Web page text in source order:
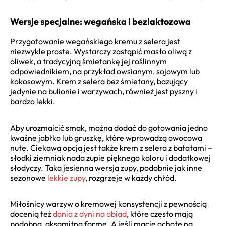
Wersje specjalne: wegańska i bezlaktozowa
Przygotowanie wegańskiego kremu z selera jest
niezwykle proste. Wystarczy zastąpić masło oliwą z
oliwek, a tradycyjną śmietankę jej roślinnym
odpowiednikiem, na przykład owsianym, sojowym lub
kokosowym. Krem z selera bez śmietany, bazujący
jedynie na bulionie i warzywach, również jest pyszny i
bardzo lekki.
Aby urozmaicić smak, można dodać do gotowania jedno
kwaśne jabłko lub gruszkę, które wprowadzą owocową
nutę. Ciekawą opcją jest także krem z selera z batatami –
słodki ziemniak nada zupie pięknego koloru i dodatkowej
słodyczy. Taka jesienna wersja zupy, podobnie jak inne
sezonowe lekkie zupy, rozgrzeje w każdy chłód.
Miłośnicy warzyw o kremowej konsystencji z pewnością
docenią teżdania z dyni na obiad, które często mają
podobną, aksamitną formę. A jeśli macie ochotę na